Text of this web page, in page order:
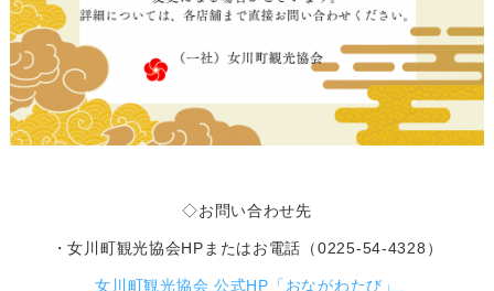
◇お問い合わせ先
・女川町観光協会HPまたはお電話（0225-54-4328）
女川町観光協会 公式HP「おながわたび」